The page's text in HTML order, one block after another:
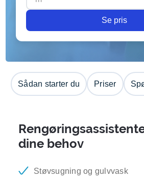
Se pris
Sådan starter du Priser
dine behov
Støvsugning og gulvvask